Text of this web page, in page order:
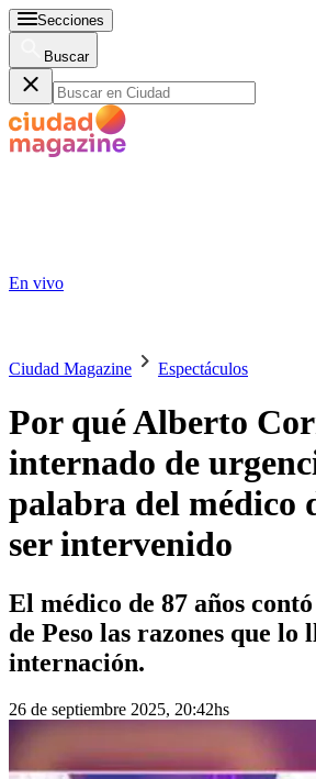
Secciones
Buscar
En vivo
Ciudad Magazine Espectáculos
Por qué Alberto
internado de
palabra del médico
ser intervenido
El médico de 87 años
de Peso las razones que lo
internación.
26 de septiembre 2025, 20:42hs